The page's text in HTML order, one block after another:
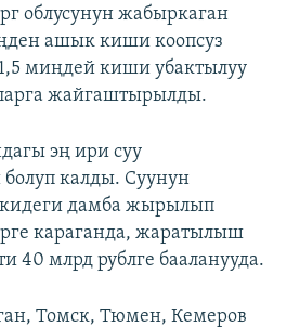
облусунун жабыркаган
ашык киши коопсуз
миңдей киши убактылуу
жайгаштырылды.
эң ири суу
калды. Суунун
дамба жырылып
караганда, жаратылыш
40 млрд рублге бааланууда.
Томск, Тюмен, Кемеров